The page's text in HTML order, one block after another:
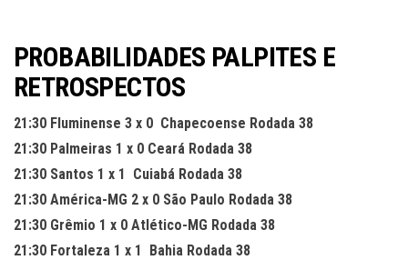
PROBABILIDADES PALPITES E
RETROSPECTOS
21:30 Fluminense 3 x 0 Chapecoense Rodada 38
21:30 Palmeiras 1 x 0 Ceará Rodada 38
21:30 Santos 1 x 1 Cuiabá Rodada 38
21:30 América-MG 2 x 0 São Paulo Rodada 38
21:30 Grêmio 1 x 0 Atlético-MG Rodada 38
21:30 Fortaleza 1 x 1 Bahia Rodada 38